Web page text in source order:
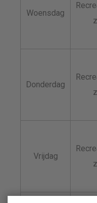
Woensdag
Donderdag
Vrijdag